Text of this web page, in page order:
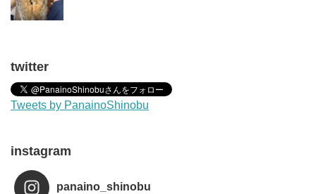
twitter
Tweets by PanainoShinobu
instagram
panaino_shinobu